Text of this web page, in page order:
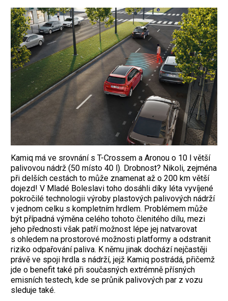
Kamiq má ve srovnání s T-Crossem a Aronou o 10 l větší
palivovou nádrž (50 místo 40 l). Drobnost? Nikoli, zejména
při delších cestách to může znamenat až o 200 km větší
dojezd! V Mladé Boleslavi toho dosáhli díky léta vyvíjené
pokročilé technologii výroby plastových palivových nádrží
v jednom celku s kompletním hrdlem. Problémem může
být případná výměna celého tohoto členitého dílu, mezi
jeho přednosti však patří možnost lépe jej natvarovat
s ohledem na prostorové možnosti platformy a odstranit
riziko odpařování paliva. K němu jinak dochází nejčastěji
právě ve spoji hrdla s nádrží, jejž Kamiq postrádá, přičemž
jde o benefit také při současných extrémně přísných
emisních testech, kde se průnik palivových par z vozu
sleduje také.